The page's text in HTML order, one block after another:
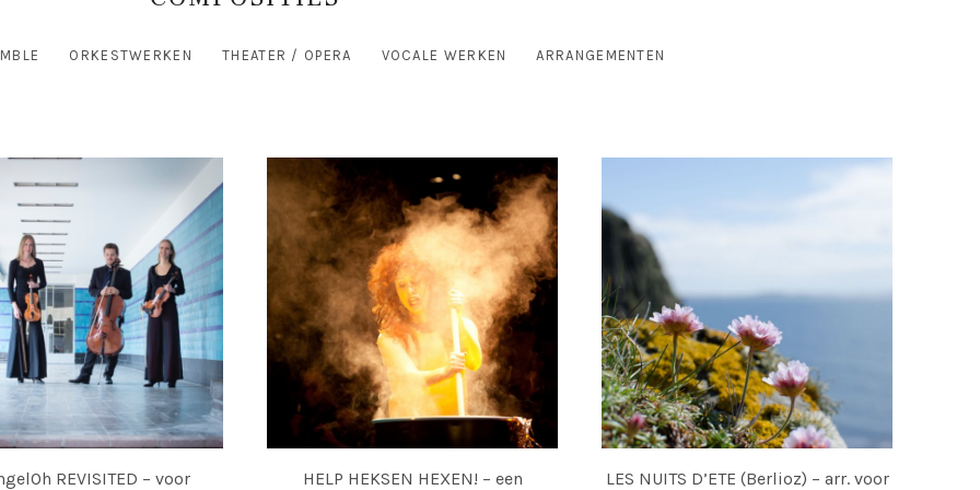
ORKESTWERKEN THEATER / OPERA VOCALE WERKEN ARRANGEMENTEN
REVISITED – voor
HELP HEKSEN HEXEN! – een
LES NUITS D’ETE (Berlioz) – arr. voor